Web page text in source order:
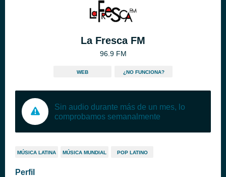
La Fresca FM
96.9 FM
WEB ¿NO FUNCIONA?
Sin audio durante más de un mes, lo
comprobamos semanalmente
MÚSICA LATINA MÚSICA MUNDIAL POP LATINO
Perfil